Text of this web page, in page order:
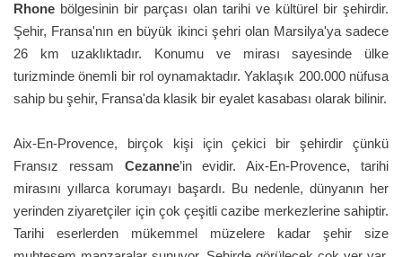
Rhone bölgesinin bir parçası olan tarihi ve kültürel bir şehirdir.
Şehir, Fransa'nın en büyük ikinci şehri olan Marsilya'ya sadece
26 km uzaklıktadır. Konumu ve mirası sayesinde ülke
turizminde önemli bir rol oynamaktadır. Yaklaşık 200.000 nüfusa
sahip bu şehir, Fransa'da klasik bir eyalet kasabası olarak bilinir.
Aix-En-Provence, birçok kişi için çekici bir şehirdir çünkü
Fransız ressam Cezanne’in evidir. Aix-En-Provence, tarihi
mirasını yıllarca korumayı başardı. Bu nedenle, dünyanın her
yerinden ziyaretçiler için çok çeşitli cazibe merkezlerine sahiptir.
Tarihi eserlerden mükemmel müzelere kadar şehir size